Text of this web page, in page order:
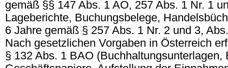
gemäß §§ 147 Abs. 1 AO, 257 Abs. 1 Nr. 1
Lageberichte, Buchungsbelege,
6 Jahre gemäß § 257 Abs. 1 Nr. 2 und 3,
Nach gesetzlichen Vorgaben in Österreich
§ 132 Abs. 1 BAO